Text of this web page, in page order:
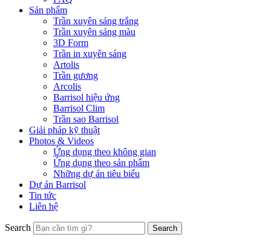
Sản phẩm
Trần xuyên sáng trắng
Trần xuyên sáng màu
3D Form
Trần in xuyên sáng
Artolis
Trần gương
Arcolis
Barrisol hiệu ứng
Barrisol Clim
Trần sao Barrisol
Giải pháp kỹ thuật
Photos & Videos
Ứng dụng theo không gian
Ứng dụng theo sản phẩm
Những dự án tiêu biểu
Dự án Barrisol
Tin tức
Liên hệ
Search